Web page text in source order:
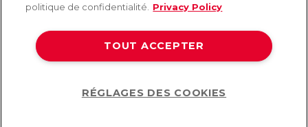
Contact
Livraison et expédition
Foire aux questions
Protection des données
politique de confidentialité.
Privacy Policy
TOUT ACCEPTER
RÉGLAGES DES COOKIES